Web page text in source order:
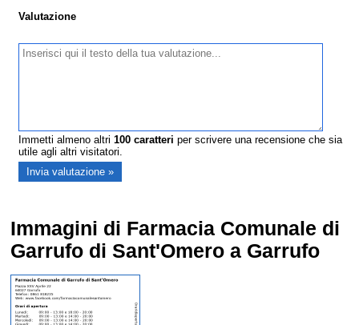
Valutazione
Immetti almeno altri100 caratteri per scrivere una recensione che sia
utile agli altri visitatori.
Immagini di Farmacia Comunale di
Garrufo di Sant'Omero a Garrufo